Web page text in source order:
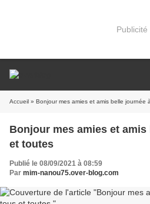
Publicité
Accueil » Bonjour mes amies et amis belle journée
Bonjour mes amies et amis belle journée à tous
et toutes
Publié le 08/09/2021 à 08:59
Par mim-nanou75.over-blog.com